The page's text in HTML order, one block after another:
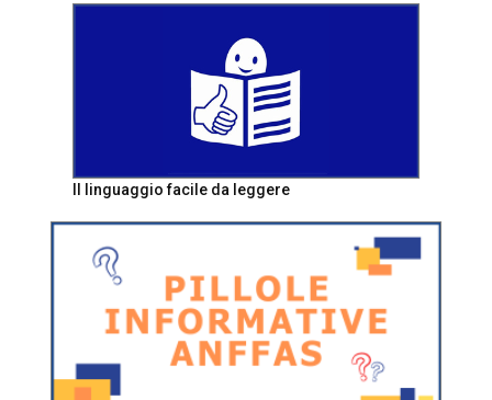
Il linguaggio facile da leggere